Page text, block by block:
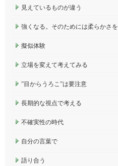
見えているものが違う
強くなる。そのためには柔らかさを
擬似体験
立場を変えて考えてみる
”目からうろこ”は要注意
長期的な視点で考える
不確実性の時代
自分の言葉で
語り合う